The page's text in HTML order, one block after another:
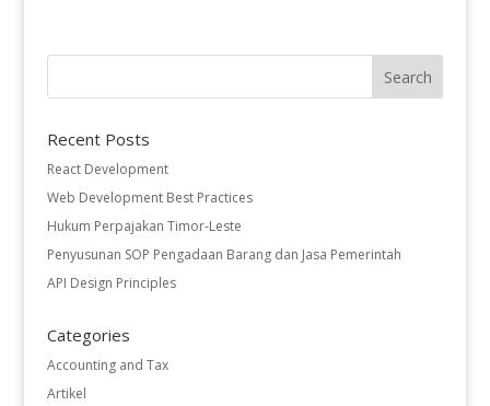
Recent Posts
React Development
Web Development Best Practices
Hukum Perpajakan Timor-Leste
Penyusunan SOP Pengadaan Barang dan Jasa Pemerintah
API Design Principles
Categories
Accounting and Tax
Artikel